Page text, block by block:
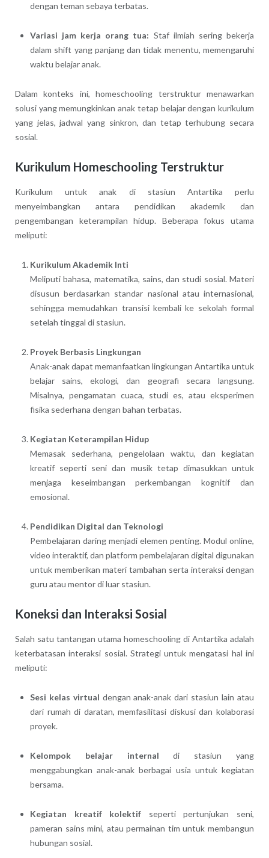
dengan teman sebaya terbatas.
Variasi jam kerja orang tua: Staf ilmiah sering bekerja
dalam shift yang panjang dan tidak menentu, memengaruhi
waktu belajar anak.
Dalam konteks ini, homeschooling terstruktur menawarkan
solusi yang memungkinkan anak tetap belajar dengan kurikulum
yang jelas, jadwal yang sinkron, dan tetap terhubung secara
sosial.
Kurikulum Homeschooling Terstruktur
Kurikulum untuk anak di stasiun Antartika perlu
menyeimbangkan antara pendidikan akademik dan
pengembangan keterampilan hidup. Beberapa fokus utama
meliputi:
Kurikulum Akademik Inti
Meliputi bahasa, matematika, sains, dan studi sosial. Materi
disusun berdasarkan standar nasional atau internasional,
sehingga memudahkan transisi kembali ke sekolah formal
setelah tinggal di stasiun.
Proyek Berbasis Lingkungan
Anak-anak dapat memanfaatkan lingkungan Antartika untuk
belajar sains, ekologi, dan geografi secara langsung.
Misalnya, pengamatan cuaca, studi es, atau eksperimen
fisika sederhana dengan bahan terbatas.
Kegiatan Keterampilan Hidup
Memasak sederhana, pengelolaan waktu, dan kegiatan
kreatif seperti seni dan musik tetap dimasukkan untuk
menjaga keseimbangan perkembangan kognitif dan
emosional.
Pendidikan Digital dan Teknologi
Pembelajaran daring menjadi elemen penting. Modul online,
video interaktif, dan platform pembelajaran digital digunakan
untuk memberikan materi tambahan serta interaksi dengan
guru atau mentor di luar stasiun.
Koneksi dan Interaksi Sosial
Salah satu tantangan utama homeschooling di Antartika adalah
keterbatasan interaksi sosial. Strategi untuk mengatasi hal ini
meliputi:
Sesi kelas virtual dengan anak-anak dari stasiun lain atau
dari rumah di daratan, memfasilitasi diskusi dan kolaborasi
proyek.
Kelompok belajar internal di stasiun yang
menggabungkan anak-anak berbagai usia untuk kegiatan
bersama.
Kegiatan kreatif kolektif seperti pertunjukan seni,
pameran sains mini, atau permainan tim untuk membangun
hubungan sosial.